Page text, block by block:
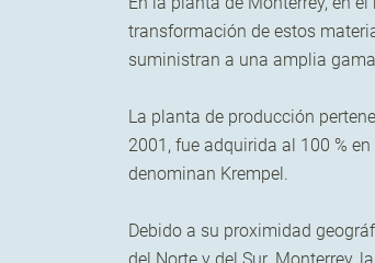
transformación de estos
suministran a una amplia
La planta de producción
2001, fue adquirida al 100 %
denominan Krempel.
Debido a su proximidad